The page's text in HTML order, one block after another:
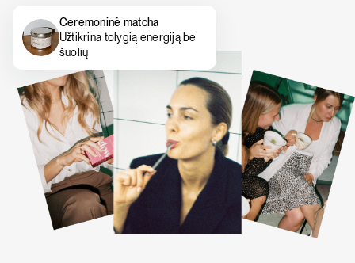
Ceremoninė matcha
Užtikrina tolygią energiją be
šuolių